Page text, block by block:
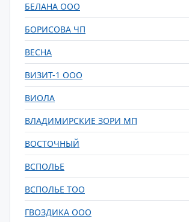
БЕЛАНА ООО
БОРИСОВА ЧП
ВЕСНА
ВИЗИТ-1 ООО
ВИОЛА
ВЛАДИМИРСКИЕ ЗОРИ МП
ВОСТОЧНЫЙ
ВСПОЛЬЕ
ВСПОЛЬЕ ТОО
ГВОЗДИКА ООО